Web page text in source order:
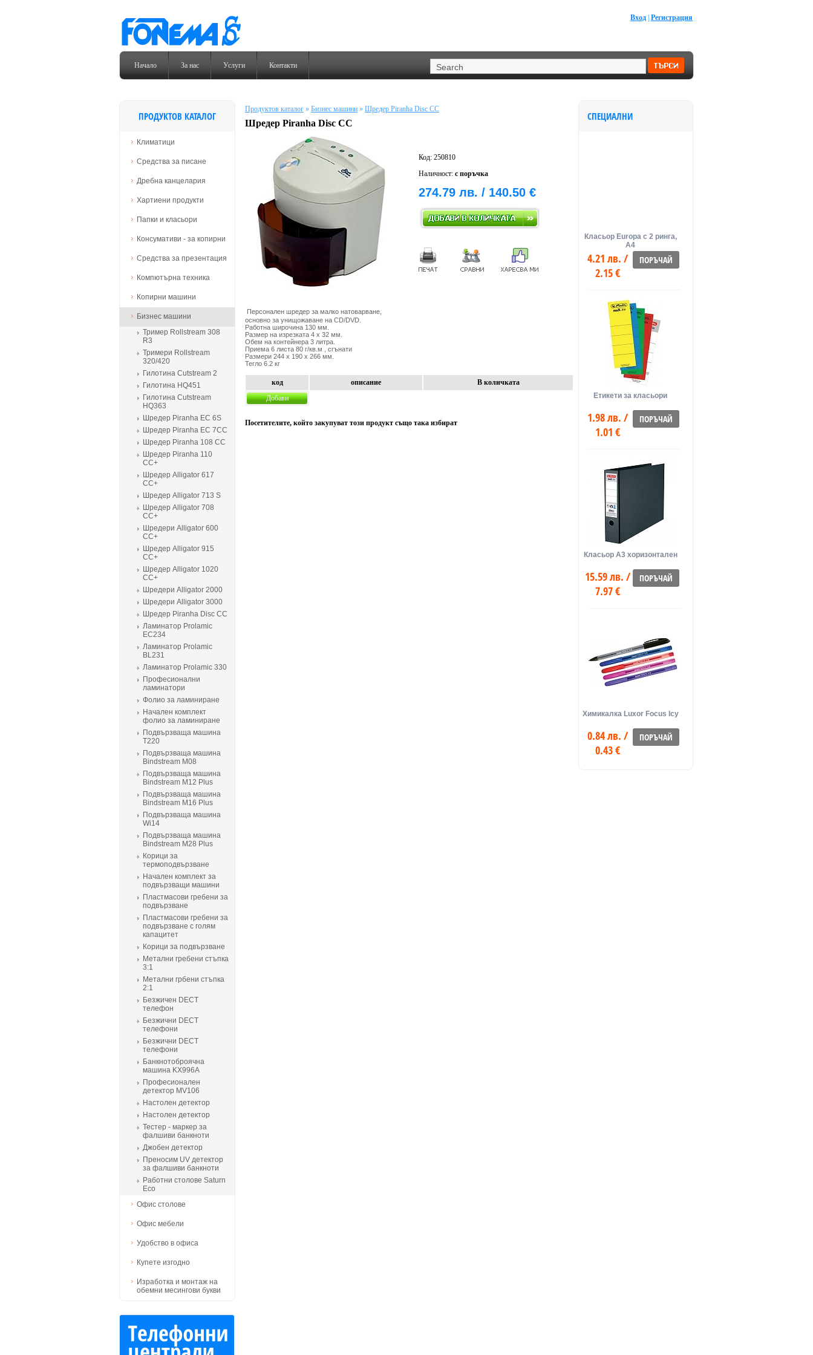
Вход Регистрация
Начало За нас Услуги Контакти
ПРОДУКТОВ КАТАЛОГ
Климатици
Средства за писане
Дребна канцелария
Хартиени продукти
Папки и класьори
Консумативи - за копирни
Средства за презентация
Компютърна техника
Копирни машини
Бизнес машини
Тример Rollstream 308
R3
Тримери Rollstream
320/420
Гилотина Cutstream 2
Гилотина HQ451
Гилотина Cutstream
HQ363
Шредер Piranha EC 6S
Шредер Piranha EC 7CC
Шредер Piranha 108 CC
Шредер Piranha 110
CC+
Шредер Alligator 617
CC+
Шредер Alligator 713 S
Шредер Alligator 708
CC+
Шредери Alligator 600
CC+
Шредер Alligator 915
CC+
Шредер Alligator 1020
CC+
Шредери Alligator 2000
Шредери Alligator 3000
Шредер Piranha Disc CC
Ламинатор Prolamic
ЕС234
Ламинатор Prolamic
BL231
Ламинатор Prolamic 330
Професионални
ламинатори
Фолио за ламиниране
Начален комплект
фолио за ламиниране
Подвързваща машина
T220
Подвързваща машина
Bindstream M08
Подвързваща машина
Bindstream M12 Plus
Подвързваща машина
Bindstream M16 Plus
Подвързваща машина
Wi14
Подвързваща машина
Bindstream M28 Plus
Корици за
термоподвързване
Начален комплект за
подвързващи машини
Пластмасови гребени за
подвързване
Пластмасови гребени за
подвързване с голям
капацитет
Корици за подвързване
Метални гребени стъпка
3:1
Метални грбени стъпка
2:1
Безжичен DECT
телефон
Безжични DECT
телефони
Безжични DECT
телефони
Банкнотоброячна
машина KX996A
Професионален
детектор MV106
Настолен детектор
Настолен детектор
Тестер - маркер за
фалшиви банкноти
Джобен детектор
Преносим UV детектор
за фалшиви банкноти
Работни столове Saturn
Eco
Офис столове
Офис мебели
Удобство в офиса
Купете изгодно
Изработка и монтаж на
обемни месингови букви
Продуктов каталог » Бизнес машини » Шредер Piranha Disc CC
Шредер Piranha Disc CC
Код: 250810
Наличност: с поръчка
274.79 лв. / 140.50 €
Персонален шредер за малко натоварване,
основно за унищожаване на CD/DVD.
Работна широчина 130 мм.
Размер на изрезката 4 х 32 мм.
Обем на контейнера 3 литра.
Приема 6 листа 80 г/кв.м , сгънати
Размери 244 х 190 х 266 мм.
Тегло 6.2 кг
код описание
В количката
Добави
Посетителите, който закупуват този продукт също така избират
СПЕЦИАЛНИ
ПОРЪЧАЙ
4.21 лв. /
2.15 €
Класьор Europa с 2 ринга,
А4
ПОРЪЧАЙ
1.98 лв. /
1.01 €
Етикети за класьори
ПОРЪЧАЙ
15.59 лв. /
7.97 €
Класьор А3 хоризонтален
ПОРЪЧАЙ
0.84 лв. /
0.43 €
Химикалка Luxor Focus Icy